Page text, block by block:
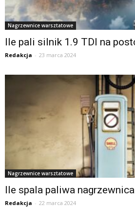
Nagrzewnice warsztatowe
Ile pali silnik 1.9 TDI na
Redakcja - 23 marca 2024
Nagrzewnice warsztatowe
Ile spala paliwa
Redakcja - 22 marca 2024